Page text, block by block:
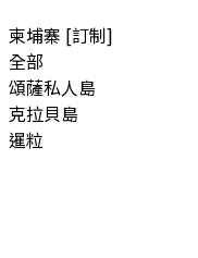
柬埔寨 [訂制]
全部
頌薩私人島
克拉貝島
暹粒